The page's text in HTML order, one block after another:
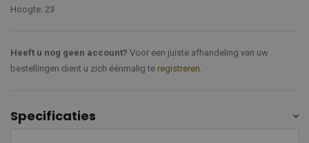
Hoogte: 23
Heeft u nog geen account? Voor een juiste afhandeling van uw
bestellingen dient u zich éénmalig te registreren.
Specificaties